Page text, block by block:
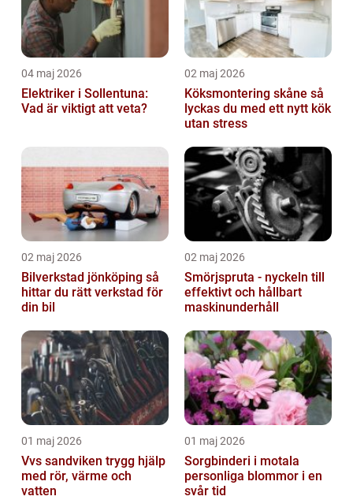
04 maj 2026
Elektriker i Sollentuna:
Vad är viktigt att veta?
02 maj 2026
Köksmontering skåne så
lyckas du med ett nytt kök
utan stress
02 maj 2026
Bilverkstad jönköping så
hittar du rätt verkstad för
din bil
02 maj 2026
Smörjspruta - nyckeln till
effektivt och hållbart
maskinunderhåll
01 maj 2026
Vvs sandviken trygg hjälp
med rör, värme och
vatten
01 maj 2026
Sorgbinderi i motala
personliga blommor i en
svår tid